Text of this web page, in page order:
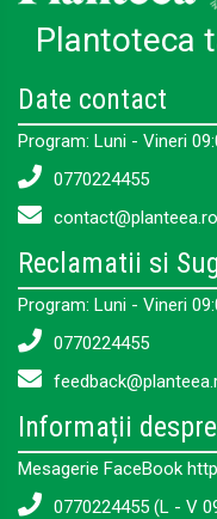
Plantoteca
Date contact
Program: Luni - Vineri
0770224455
contact@planteea.ro
Reclamatii si
Program: Luni - Vineri
0770224455
Informații
Mesagerie FaceBook
0770224455 (L - V